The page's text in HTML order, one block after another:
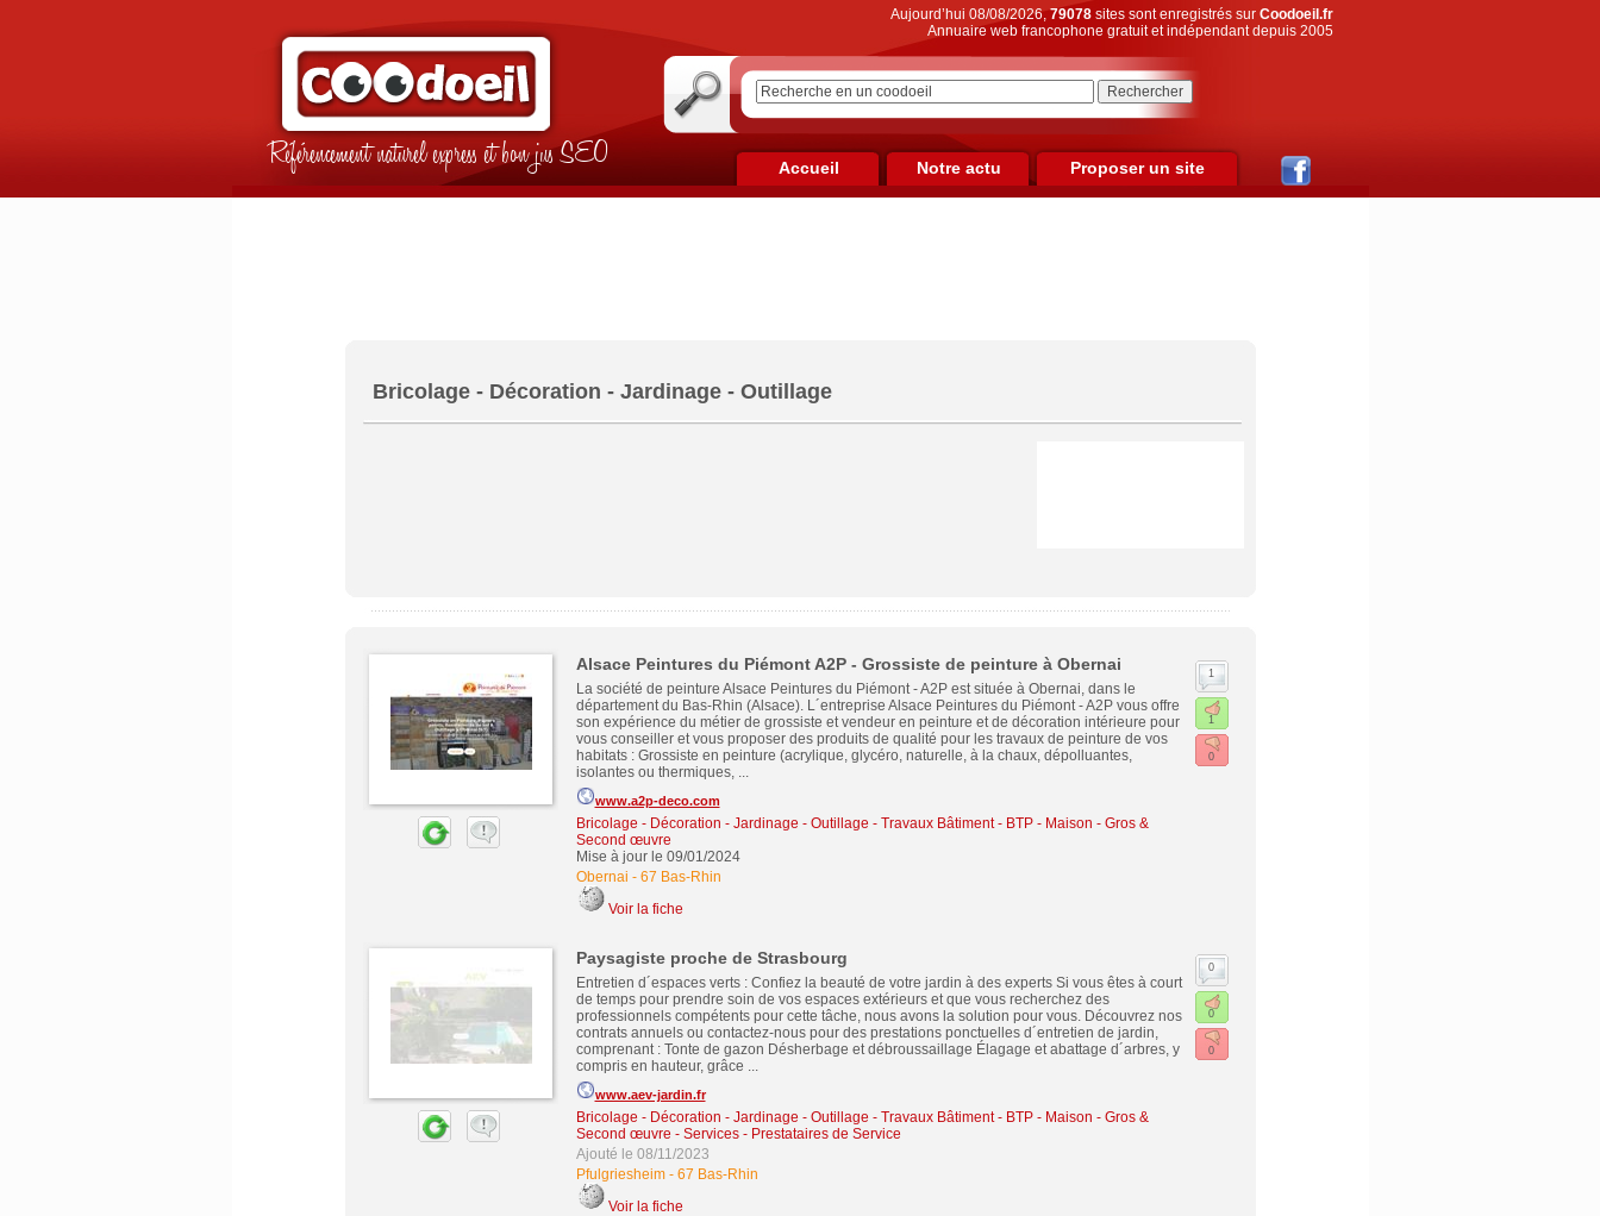
Référencement naturel express et bon jus SEO
Aujourd’hui 08/08/2026,79078sites sont enregistrés sur Coodoeil.fr
Annuaire web francophone gratuit et indépendant depuis 2005
Accueil Notre actu Proposer un site
Bricolage - Décoration - Jardinage - Outillage
Alsace Peintures du Piémont A2P - Grossiste de peinture à Obernai
La société de peinture Alsace Peintures du Piémont - A2P est située à Obernai, dans le
département du Bas-Rhin (Alsace). L´entreprise Alsace Peintures du Piémont - A2P vous offre
son expérience du métier de grossiste et vendeur en peinture et de décoration intérieure pour
vous conseiller et vous proposer des produits de qualité pour les travaux de peinture de vos
habitats : Grossiste en peinture (acrylique, glycéro, naturelle, à la chaux, dépolluantes,
isolantes ou thermiques, ...
www.a2p-deco.com
Bricolage - Décoration - Jardinage - Outillage - Travaux Bâtiment - BTP - Maison - Gros &
Second œuvre
Mise à jour le 09/01/2024
Obernai - 67 Bas-Rhin
Voir la fiche
1
1
0
Paysagiste proche de Strasbourg
Entretien d´espaces verts : Confiez la beauté de votre jardin à des experts Si vous êtes à court
de temps pour prendre soin de vos espaces extérieurs et que vous recherchez des
professionnels compétents pour cette tâche, nous avons la solution pour vous. Découvrez nos
contrats annuels ou contactez-nous pour des prestations ponctuelles d´entretien de jardin,
comprenant : Tonte de gazon Désherbage et débroussaillage Élagage et abattage d´arbres, y
compris en hauteur, grâce ...
www.aev-jardin.fr
Bricolage - Décoration - Jardinage - Outillage - Travaux Bâtiment - BTP - Maison - Gros &
Second œuvre - Services - Prestataires de Service
Ajouté le 08/11/2023
Pfulgriesheim- 67 Bas-Rhin
Voir la fiche
0
0
0